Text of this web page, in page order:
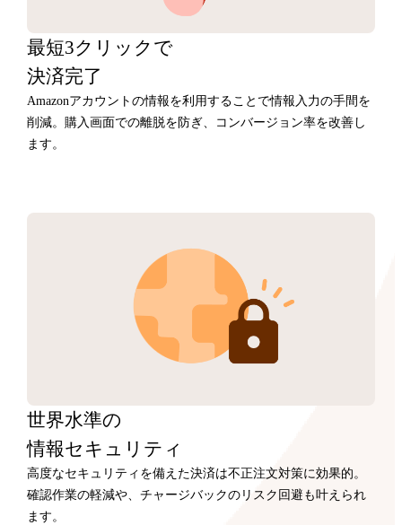
最短3クリックで
決済完了
Amazonアカウントの情報を利用することで情報入力の手間を
削減。購入画面での離脱を防ぎ、コンバージョン率を改善し
ます。
世界水準の
情報セキュリティ
高度なセキュリティを備えた決済は不正注文対策に効果的。
確認作業の軽減や、チャージバックのリスク回避も叶えられ
ます。